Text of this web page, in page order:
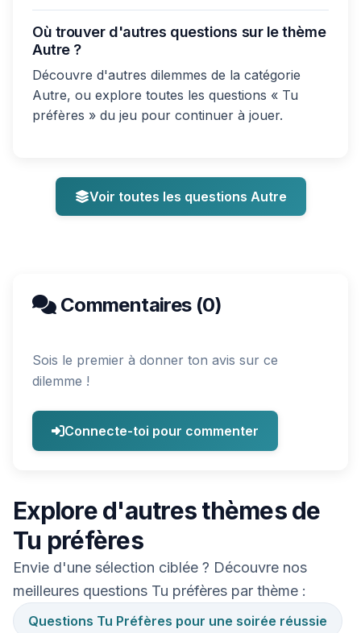
Où trouver d'autres questions sur le thème
Autre ?
Découvre d'autres dilemmes de la catégorie
Autre, ou explore toutes les questions « Tu
préfères » du jeu pour continuer à jouer.
Voir toutes les questions Autre
Commentaires (0)
Sois le premier à donner ton avis sur ce
dilemme !
Connecte-toi pour commenter
Explore d'autres thèmes de
Tu préfères
Envie d'une sélection ciblée ? Découvre nos
meilleures questions Tu préfères par thème :
Questions Tu Préfères pour une soirée réussie